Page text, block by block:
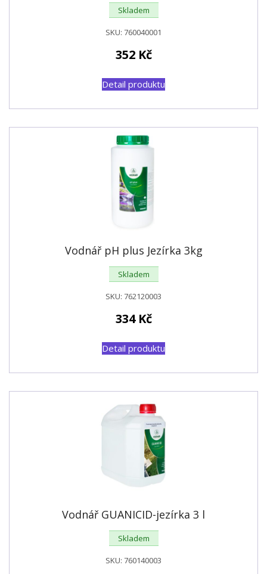
Skladem
SKU: 760040001
352 Kč
Detail produktu
Vodnář pH plus Jezírka 3kg
Skladem
SKU: 762120003
334 Kč
Detail produktu
Vodnář GUANICID-jezírka 3 l
Skladem
SKU: 760140003